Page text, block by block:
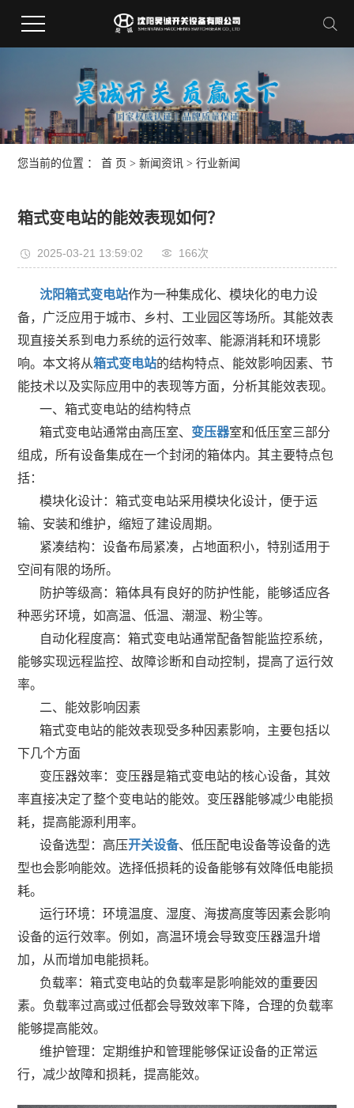
您当前的位置 ：首 页 >新闻资讯 >行业新闻
箱式变电站的能效表现如何？
2025-03-21 13:59:02 166次
沈阳箱式变电站作为一种集成化、模块化的电力设
备，广泛应用于城市、乡村、工业园区等场所。其能效表
现直接关系到电力系统的运行效率、能源消耗和环境影
响。本文将从箱式变电站的结构特点、能效影响因素、节
能技术以及实际应用中的表现等方面，分析其能效表现。
一、箱式变电站的结构特点
箱式变电站通常由高压室、 变压器室和低压室三部分
组成，所有设备集成在一个封闭的箱体内。其主要特点包
括：
模块化设计：箱式变电站采用模块化设计，便于运
输、安装和维护，缩短了建设周期。
紧凑结构：设备布局紧凑，占地面积小，特别适用于
空间有限的场所。
防护等级高：箱体具有良好的防护性能，能够适应各
种恶劣环境，如高温、低温、潮湿、粉尘等。
自动化程度高：箱式变电站通常配备智能监控系统，
能够实现远程监控、故障诊断和自动控制，提高了运行效
率。
二、能效影响因素
箱式变电站的能效表现受多种因素影响，主要包括以
下几个方面
变压器效率：变压器是箱式变电站的核心设备，其效
率直接决定了整个变电站的能效。变压器能够减少电能损
耗，提高能源利用率。
设备选型：高压开关设备、低压配电设备等设备的选
型也会影响能效。选择低损耗的设备能够有效降低电能损
耗。
运行环境：环境温度、湿度、海拔高度等因素会影响
设备的运行效率。例如，高温环境会导致变压器温升增
加，从而增加电能损耗。
负载率：箱式变电站的负载率是影响能效的重要因
素。负载率过高或过低都会导致效率下降，合理的负载率
能够提高能效。
维护管理：定期维护和管理能够保证设备的正常运
行，减少故障和损耗，提高能效。